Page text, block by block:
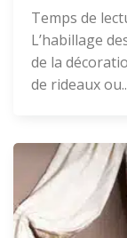
Temps de
L’habillage
de la
de rideaux